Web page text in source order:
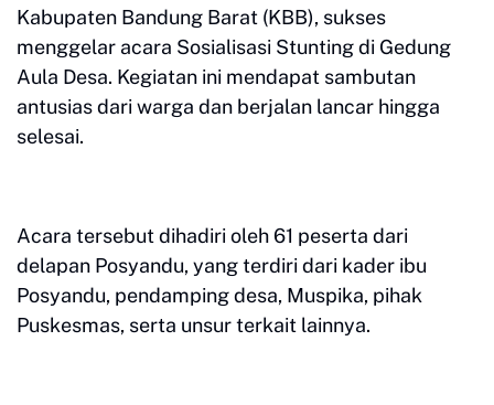
Kabupaten Bandung Barat (KBB), sukses
menggelar acara Sosialisasi Stunting di Gedung
Aula Desa. Kegiatan ini mendapat sambutan
antusias dari warga dan berjalan lancar hingga
selesai.
Acara tersebut dihadiri oleh 61 peserta dari
delapan Posyandu, yang terdiri dari kader ibu
Posyandu, pendamping desa, Muspika, pihak
Puskesmas, serta unsur terkait lainnya.